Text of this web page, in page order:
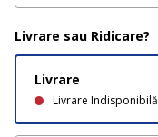
Livrare sau Ridicare?
Livrare
Livrare Indisponibilă